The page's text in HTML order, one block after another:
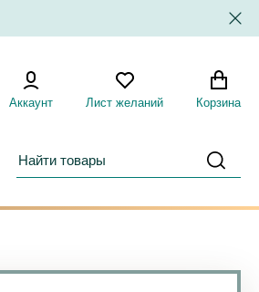
Аккаунт Лист желаний Корзина